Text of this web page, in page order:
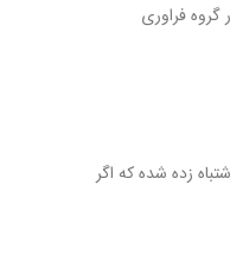
زده شده که اگر